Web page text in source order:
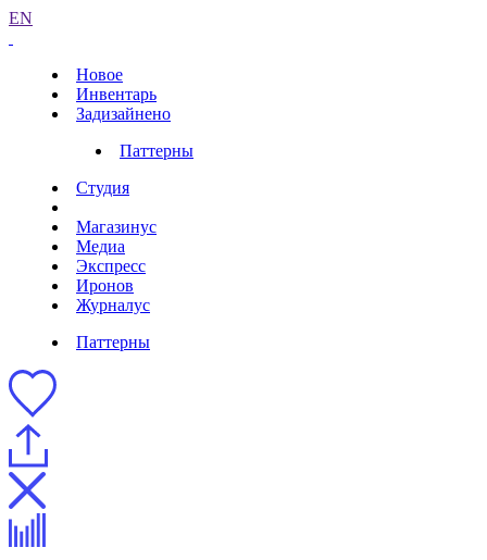
EN
Новое
Инвентарь
Задизайнено
Паттерны
Студия
Магазинус
Медиа
Экспресс
Иронов
Журналус
Паттерны